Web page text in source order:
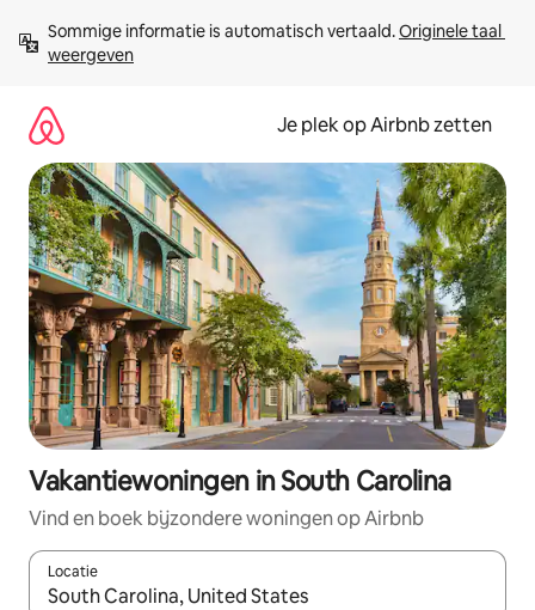
direct
naar
Sommige informatie is automatisch vertaald. Originele taal
weergeven
Je plek op Airbnb zetten
Vakantiewoningen in South Carolina
Vind en boek bijzondere woningen op Airbnb
Locatie
Wanneer er resultaten beschikbaar zijn, maak je een keuze